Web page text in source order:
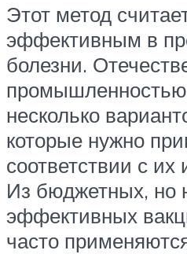
Этот метод
эффективным в
болезни.
промышленностью
несколько
которые нужно
соответствии с их
Из бюджетных, но
эффективных
часто